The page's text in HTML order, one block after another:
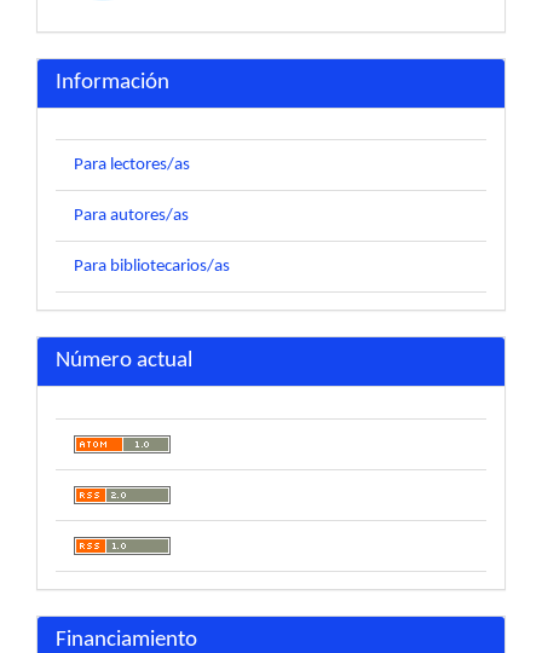
Información
Para lectores/as
Para autores/as
Para bibliotecarios/as
Número actual
Financiamiento